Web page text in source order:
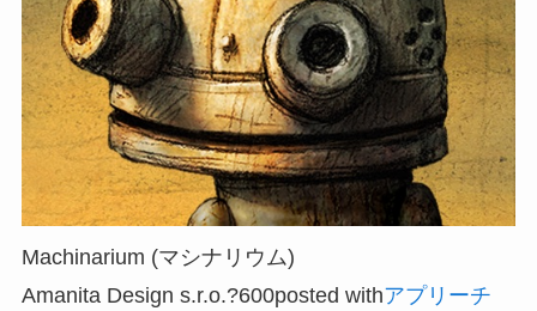
Machinarium (マシナリウム)
Amanita Design s.r.o.?600posted withアプリーチ